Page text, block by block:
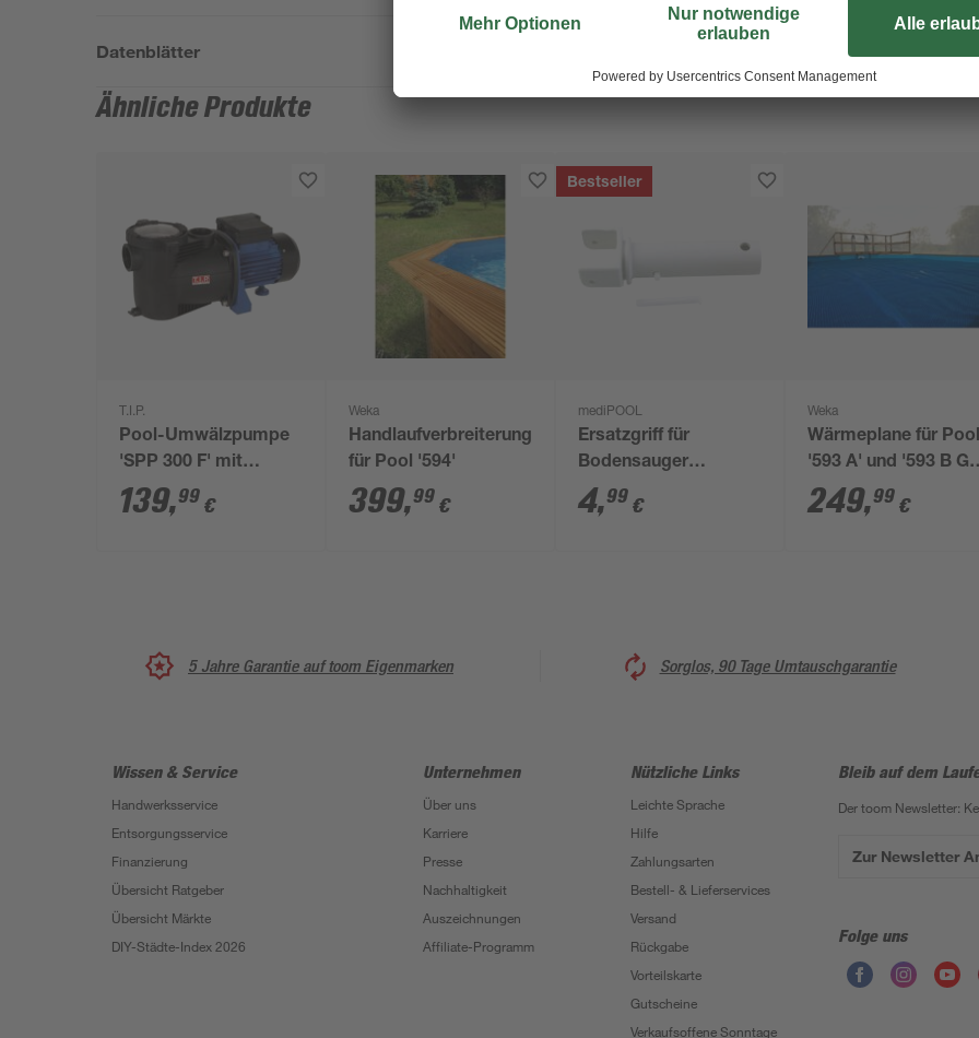
Datenblätter
Ähnliche Produkte
T.I.P.
Pool-Umwälzpumpe
'SPP 300 F' mit
Vorfilter schwarz/blau
139,99 €
Weka
Handlaufverbreiterung
für Pool '594'
399,99 €
Bestseller
mediPOOL
Ersatzgriff für
Bodensauger
inklusive Stift
4,99 €
Weka
Wärmeplane für
'593 A' und '593 B Gr.
1' 450 x 400 cm
249,99 €
5 Jahre Garantie auf toom Eigenmarken Sorglos, 90 Tage Umtauschgarantie
Wissen & Service
Handwerksservice
Entsorgungsservice
Finanzierung
Übersicht Ratgeber
Übersicht Märkte
DIY-Städte-Index 2026
Unternehmen
Über uns
Karriere
Presse
Nachhaltigkeit
Auszeichnungen
Affiliate-Programm
Nützliche Links
Leichte Sprache
Hilfe
Zahlungsarten
Bestell- & Lieferservices
Versand
Rückgabe
Vorteilskarte
Gutscheine
Verkaufsoffene Sonntage
Bleib auf dem
Der toom Newsletter:
Zur Newsletter
Folge uns